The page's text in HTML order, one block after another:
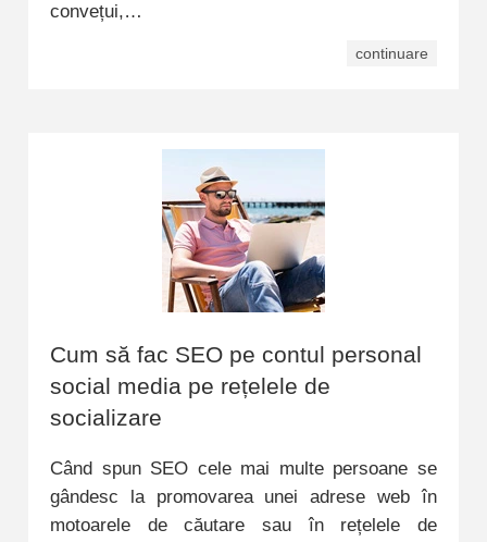
convețui,…
continuare
Cum să fac SEO pe contul personal
social media pe rețelele de
socializare
Când spun SEO cele mai multe persoane se
gândesc la promovarea unei adrese web în
motoarele de căutare sau în rețelele de